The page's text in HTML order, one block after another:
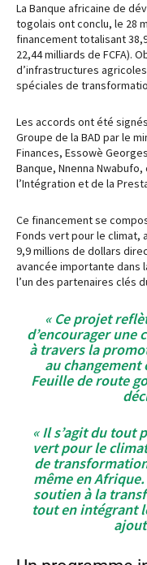
La Banque africaine de
togolais ont conclu, le 28
financement totalisant
22,44 milliards de FCFA).
d’infrastructures
spéciales de
Les accords ont été
Groupe de la BAD par le
Finances, Essowè
Banque, Nnenna
l’Intégration et de la
Ce financement se
Fonds vert pour le climat,
9,9 millions de dollars
avancée importante dans
l’un des partenaires clés
« Ce projet
d’encourager une
à travers la
au changement
Feuille de route
« Il s’agit du tout
vert pour le
de
même en
soutien à la
tout en intégrant